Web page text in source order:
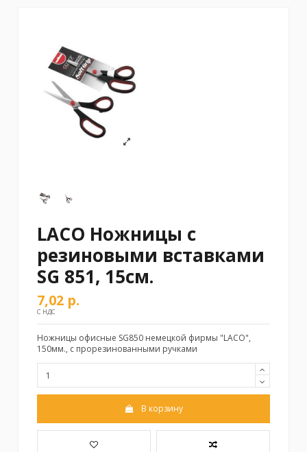
LACO Ножницы с
резиновыми вставками
SG 851, 15см.
7,02 р.
С НДС
Ножницы офисные SG850 немецкой фирмы "LACO",
150мм., с прорезинованными ручками
В корзину